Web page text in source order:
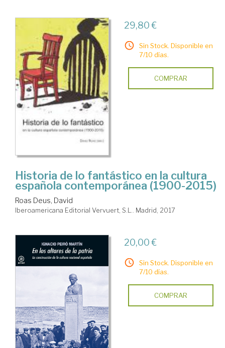
29,80 €
Sin Stock. Disponible en
7/10 días.
COMPRAR
Historia de lo fantástico en la cultura
española contemporánea (1900-2015)
Roas Deus, David
Iberoamericana Editorial Vervuert, S.L.. Madrid, 2017
20,00 €
Sin Stock. Disponible en
7/10 días.
COMPRAR